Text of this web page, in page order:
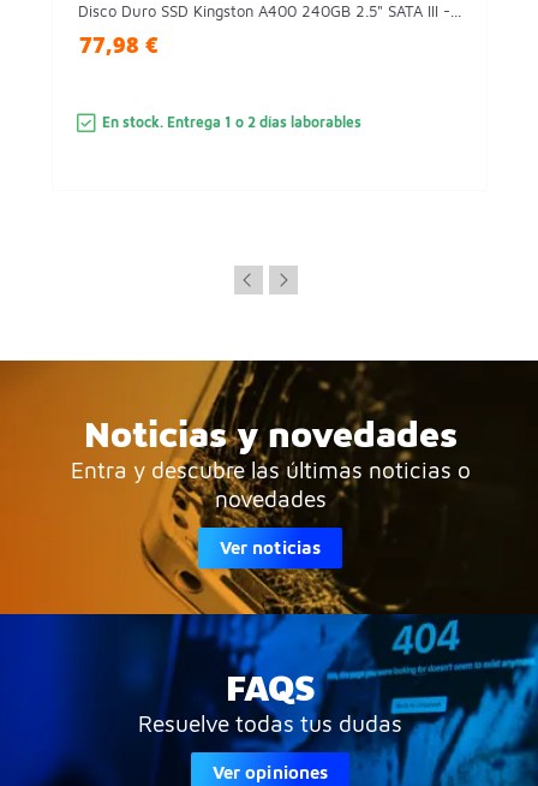
Disco Duro SSD Kingston A400 240GB 2.5" SATA III -...
77,98 €
En stock. Entrega 1 o 2 días laborables
Noticias y novedades
Entra y descubre las últimas noticias o
novedades
Ver noticias
FAQS
Resuelve todas tus dudas
Ver opiniones